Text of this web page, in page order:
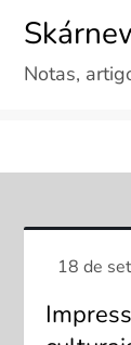
content
Notas,